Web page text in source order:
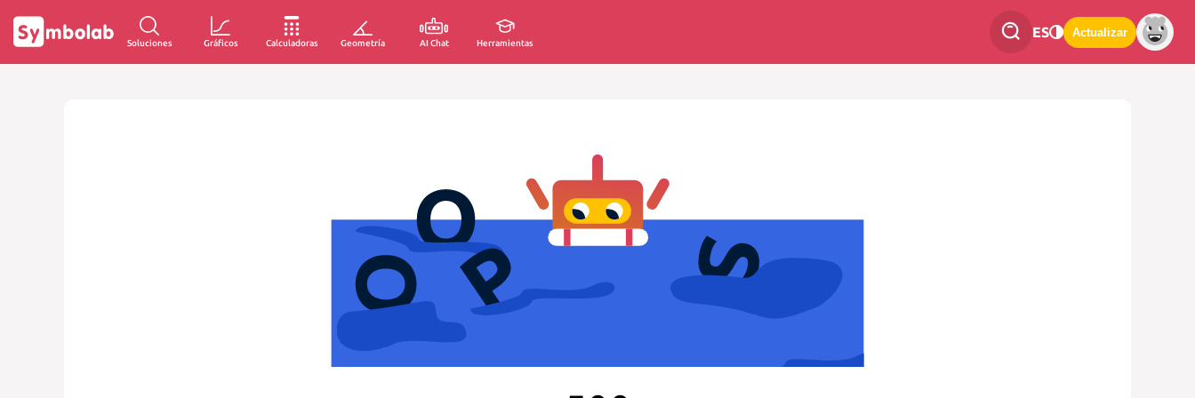
Soluciones Gráficos Calculadoras Geometría AI Chat Herramientas
ES Actualizar